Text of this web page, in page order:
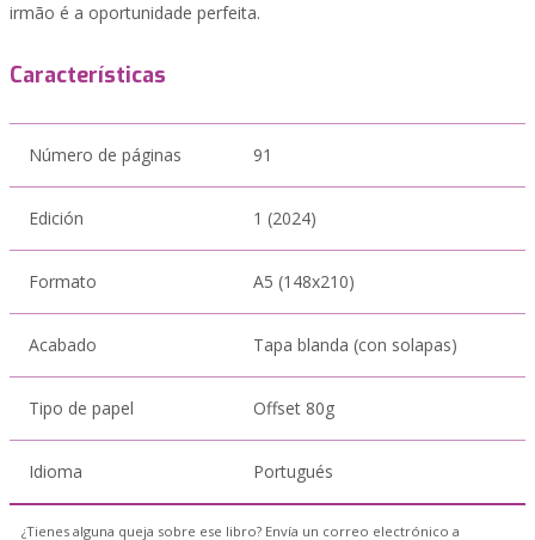
irmão é a oportunidade perfeita.
Características
Número de páginas 91
Edición 1 (2024)
Formato A5 (148x210)
Acabado Tapa blanda (con solapas)
Tipo de papel Offset 80g
Idioma Portugués
¿Tienes alguna queja sobre ese libro? Envía un correo electrónico a